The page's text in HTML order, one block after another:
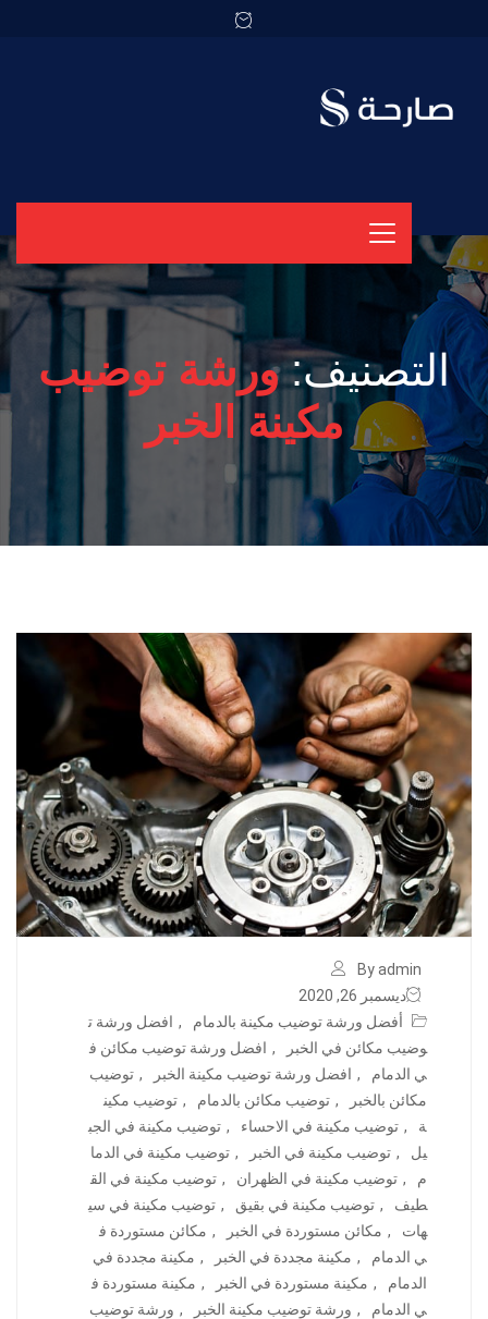
التصنيف:ورشة توضيب
مكينة الخبر
By admin
ديسمبر 26, 2020
أفضل ورشة توضيب مكينة بالدمام
, افضل ورشة ت
وضيب مكائن في الخبر
, افضل ورشة توضيب مكائن ف
ي الدمام
, افضل ورشة توضيب مكينة الخبر , توضيب
مكائن بالخبر
, توضيب مكائن بالدمام , توضيب مكين
ة
, توضيب مكينة في الاحساء , توضيب مكينة في الجب
يل
, توضيب مكينة في الخبر , توضيب مكينة في الدما
م
, توضيب مكينة في الظهران , توضيب مكينة في الق
طيف
, توضيب مكينة في بقيق , توضيب مكينة في سي
هات
, مكائن مستوردة في الخبر , مكائن مستوردة ف
ي الدمام
, مكينة مجددة في الخبر , مكينة مجددة في
الدمام
, مكينة مستوردة في الخبر , مكينة مستوردة ف
ي الدمام
, ورشة توضيب مكينة الخبر , ورشة توضيب